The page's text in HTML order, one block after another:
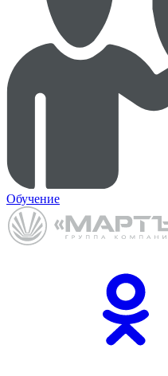
Обучение